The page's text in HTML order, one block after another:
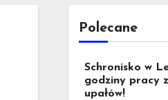
Polecane
Schronisko w
godziny pracy
upałów!